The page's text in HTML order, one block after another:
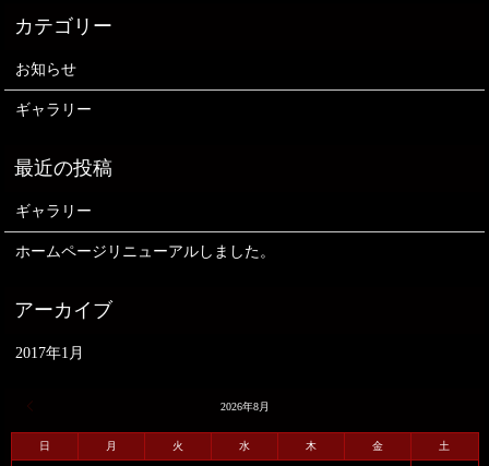
お知らせ
ギャラリー
ギャラリー
ホームページリニューアルしました。
2017年1月
2026年8月
日 月 火 水 木 金 土